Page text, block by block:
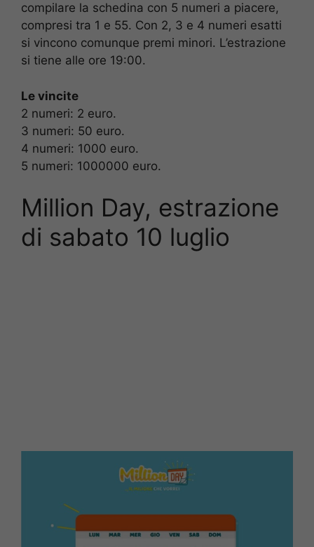
compilare la schedina con 5 numeri a piacere,
compresi tra 1 e 55. Con 2, 3 e 4 numeri esatti
si vincono comunque premi minori. L’estrazione
si tiene alle ore 19:00.
Le vincite
2 numeri: 2 euro.
3 numeri: 50 euro.
4 numeri: 1000 euro.
5 numeri: 1000000 euro.
Million Day, estrazione
di sabato 10 luglio